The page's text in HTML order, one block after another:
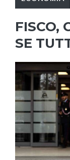
FISCO,
SE